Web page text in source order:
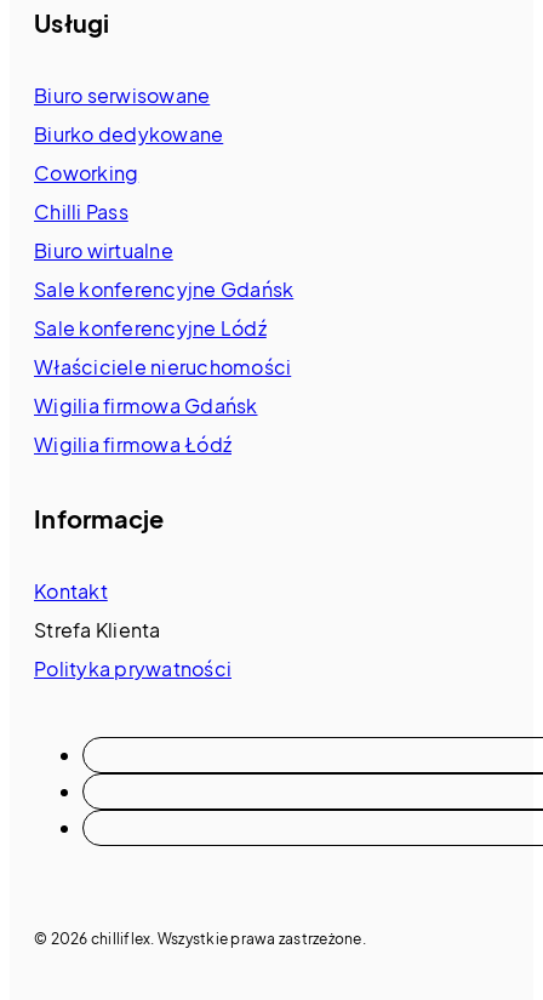
Usługi
Biuro serwisowane
Biurko dedykowane
Coworking
Chilli Pass
Biuro wirtualne
Sale konferencyjne Gdańsk
Sale konferencyjne Lódź
Właściciele nieruchomości
Wigilia firmowa Gdańsk
Wigilia firmowa Łódź
Informacje
Kontakt
Strefa Klienta
Polityka prywatności
© 2026 chilliflex. Wszystkie prawa zastrzeżone.